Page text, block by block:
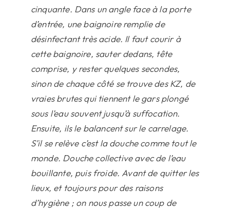
cinquante. Dans un angle face à la porte
d’entrée, une baignoire remplie de
désinfectant très acide. Il faut courir à
cette baignoire, sauter dedans, tête
comprise, y rester quelques secondes,
sinon de chaque côté se trouve des KZ, de
vraies brutes qui tiennent le gars plongé
sous l’eau souvent jusqu’à suffocation.
Ensuite, ils le balancent sur le carrelage.
S’il se relève c’est la douche comme tout le
monde. Douche collective avec de l’eau
bouillante, puis froide. Avant de quitter les
lieux, et toujours pour des raisons
d’hygiène ; on nous passe un coup de